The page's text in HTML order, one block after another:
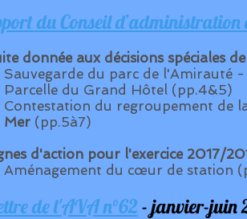
du Conseil d’administration
donnée aux décisions spéciales
Sauvegarde du parc de l'Amirauté
Parcelle du Grand Hôtel (pp.4&5)
Contestation du regroupement de
Mer (pp.5à7)
d'action pour l'exercice 2017/
Aménagement du cœur de station
de l'AVA n°62- janvier-juin